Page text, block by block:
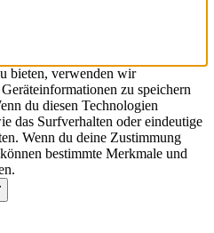
bieten, verwenden wir
zu speichern
du diesen Technologien
das Surfverhalten oder eindeutige
Wenn du deine Zustimmung
bestimmte Merkmale und